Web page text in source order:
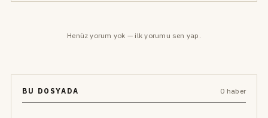
Henüz yorum yok — ilk yorumu sen yap.
BU DOSYADA 0 haber